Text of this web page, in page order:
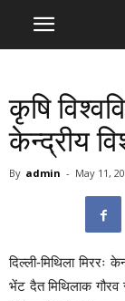
कृषि
केन्द्रीय
By admin - May 11,
दिल्ली-मिथिला
भेंट दैत मिथिलाक गौरव